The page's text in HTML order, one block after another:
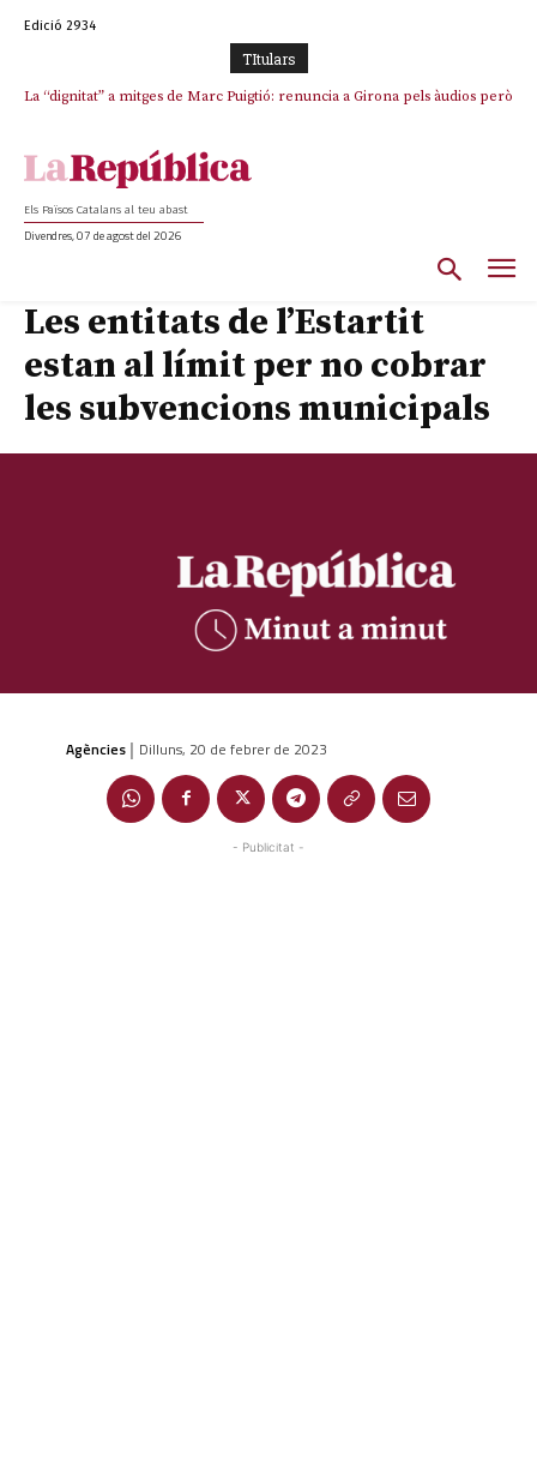
Edició 2934
TItulars
La “dignitat” a mitges de Marc Puigtió: renuncia a Girona pels àudios però
Els Països Catalans al teu abast
Divendres, 07 de agost del 2026
Les entitats de l’Estartit
estan al límit per no cobrar
les subvencions municipals
Agències | Dilluns, 20 de febrer de 2023
- Publicitat -